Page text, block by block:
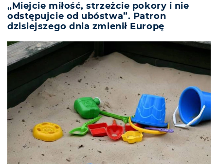
„Miejcie miłość, strzeżcie pokory i nie
odstępujcie od ubóstwa”. Patron
dzisiejszego dnia zmienił Europę